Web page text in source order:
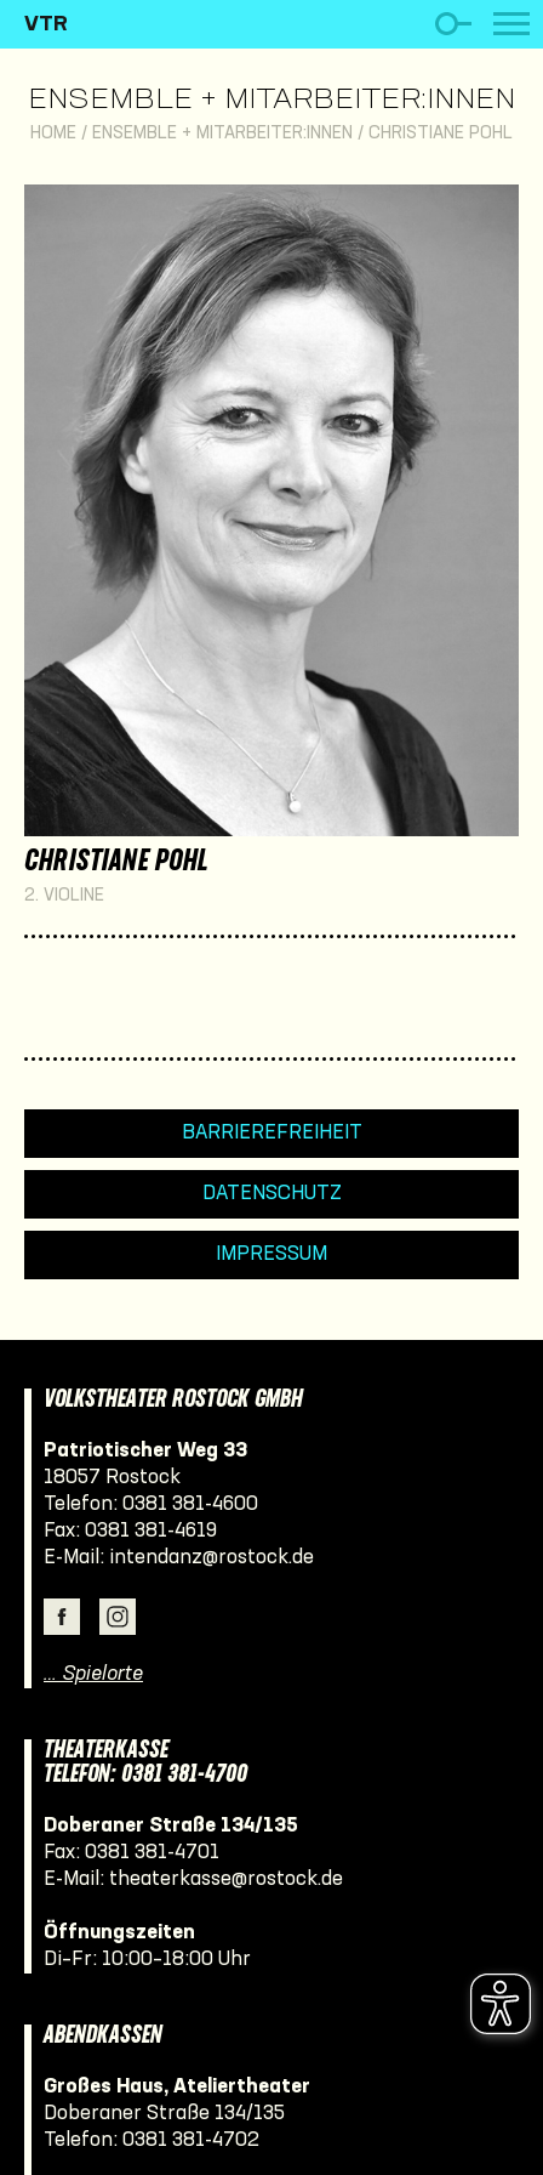
VTR
ENSEMBLE + MITARBEITER:INNEN
HOME / ENSEMBLE + MITARBEITER:INNEN / CHRISTIANE POHL
CHRISTIANE POHL
2. VIOLINE
BARRIEREFREIHEIT
DATENSCHUTZ
IMPRESSUM
VOLKSTHEATER ROSTOCK GMBH
Patriotischer Weg 33
18057 Rostock
Telefon: 0381 381-4600
Fax: 0381 381-4619
E-Mail: intendanz@rostock.de
… Spielorte
THEATERKASSE
TELEFON: 0381 381-4700
Doberaner Straße 134/135
Fax: 0381 381-4701
E-Mail: theaterkasse@rostock.de
Öffnungszeiten
Di–Fr: 10:00–18:00 Uhr
ABENDKASSEN
Großes Haus, Ateliertheater
Doberaner Straße 134/135
Telefon: 0381 381-4702